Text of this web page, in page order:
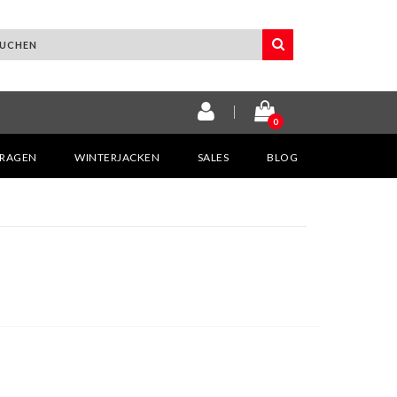
0
WINTERJACKEN SALES BLOG